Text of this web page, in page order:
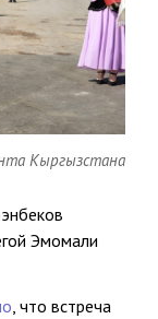
Кыргызстана
Эмомали
, что встреча